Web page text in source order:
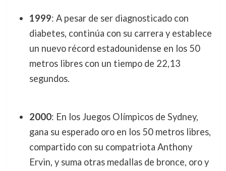
1999: A pesar de ser diagnosticado con
diabetes, continúa con su carrera y establece
un nuevo récord estadounidense en los 50
metros libres con un tiempo de 22,13
segundos.
2000: En los Juegos Olímpicos de Sydney,
gana su esperado oro en los 50 metros libres,
compartido con su compatriota Anthony
Ervin, y suma otras medallas de bronce, oro y